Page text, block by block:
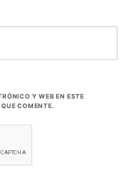
Y WEB EN ESTE
COMENTE.